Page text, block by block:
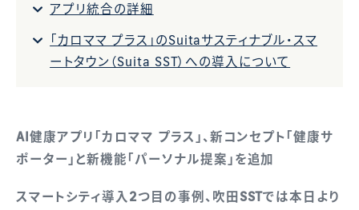
アプリ統合の詳細
「カロママ プラス」のSuitaサスティナブル・スマ
ートタウン（Suita SST）への導入について
AI健康アプリ「カロママ プラス」、新コンセプト「健康サ
ポーター」と新機能「パーソナル提案」を追加
スマートシティ導入2つ目の事例、吹田SSTでは本日より